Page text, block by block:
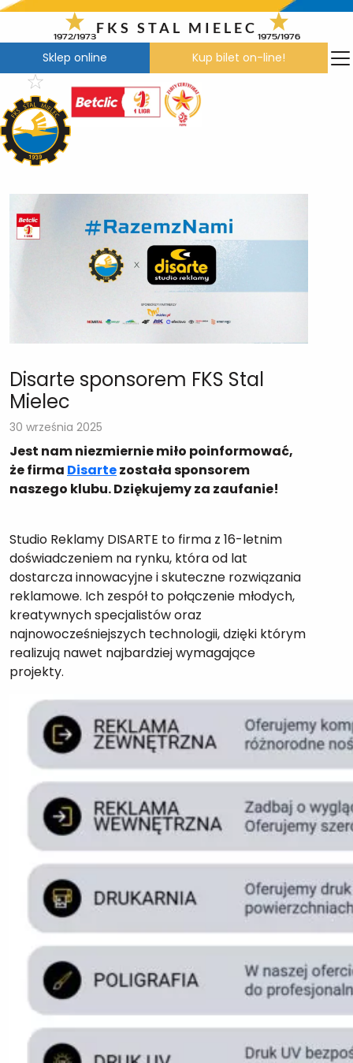
Przejdź
treści
1972/1973
FKS STAL MIELEC
1975/1976
Sklep online Kup bilet on-line!
Disarte sponsorem FKS Stal
Mielec
30 września 2025
Jest nam niezmiernie miło poinformować,
że firma Disartezostała sponsorem
naszego klubu. Dziękujemy za zaufanie!
Studio Reklamy DISARTE to firma z 16-letnim
doświadczeniem na rynku, która od lat
dostarcza innowacyjne i skuteczne rozwiązania
reklamowe. Ich zespół to połączenie młodych,
kreatywnych specjalistów oraz
najnowocześniejszych technologii, dzięki którym
realizują nawet najbardziej wymagające
projekty.